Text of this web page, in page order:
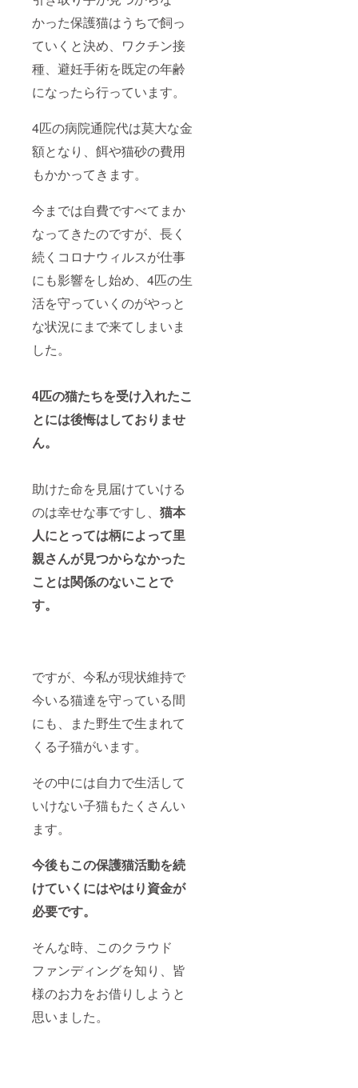
かった保護猫はうちで飼っ
ていくと決め、ワクチン接
種、避妊手術を既定の年齢
になったら行っています。
4匹の病院通院代は莫大な金
額となり、餌や猫砂の費用
もかかってきます。
今までは自費ですべてまか
なってきたのですが、長く
続くコロナウィルスが仕事
にも影響をし始め、4匹の生
活を守っていくのがやっと
な状況にまで来てしまいま
した。
4匹の猫たちを受け入れたこ
とには後悔はしておりませ
ん。
助けた命を見届けていける
のは幸せな事ですし、 猫本
人にとっては柄によって里
親さんが見つからなかった
ことは関係のないことで
す。
ですが、今私が現状維持で
今いる猫達を守っている間
にも、また野生で生まれて
くる子猫がいます。
その中には自力で生活して
いけない子猫もたくさんい
ます。
今後もこの保護猫活動を続
けていくにはやはり資金が
必要です。
そんな時、このクラウド
ファンディングを知り、皆
様のお力をお借りしようと
思いました。